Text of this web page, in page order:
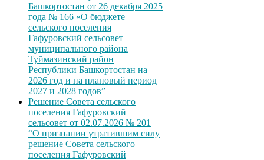
Башкортостан от 26 декабря 2025
года № 166 «О бюджете
сельского поселения
Гафуровский сельсовет
муниципального района
Туймазинский район
Республики Башкортостан на
2026 год и на плановый период
2027 и 2028 годов”
Решение Совета сельского
поселения Гафуровский
сельсовет от 02.07.2026 № 201
“О признании утратившим силу
решение Совета сельского
поселения Гафуровский